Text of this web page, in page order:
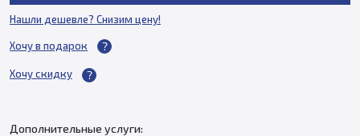
Нашли дешевле? Снизим цену!
Хочу в подарок
Хочу скидку
Дополнительные услуги: